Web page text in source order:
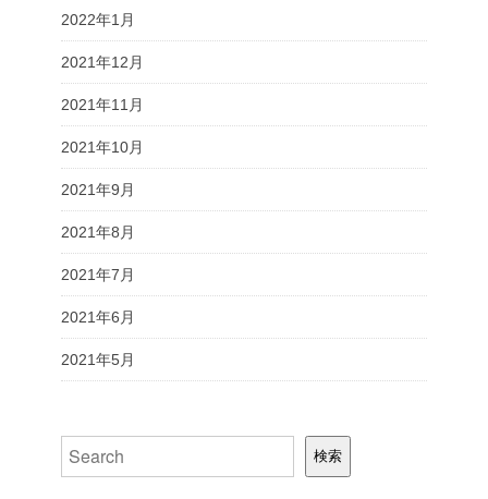
2022年1月
2021年12月
2021年11月
2021年10月
2021年9月
2021年8月
2021年7月
2021年6月
2021年5月
検索 検索